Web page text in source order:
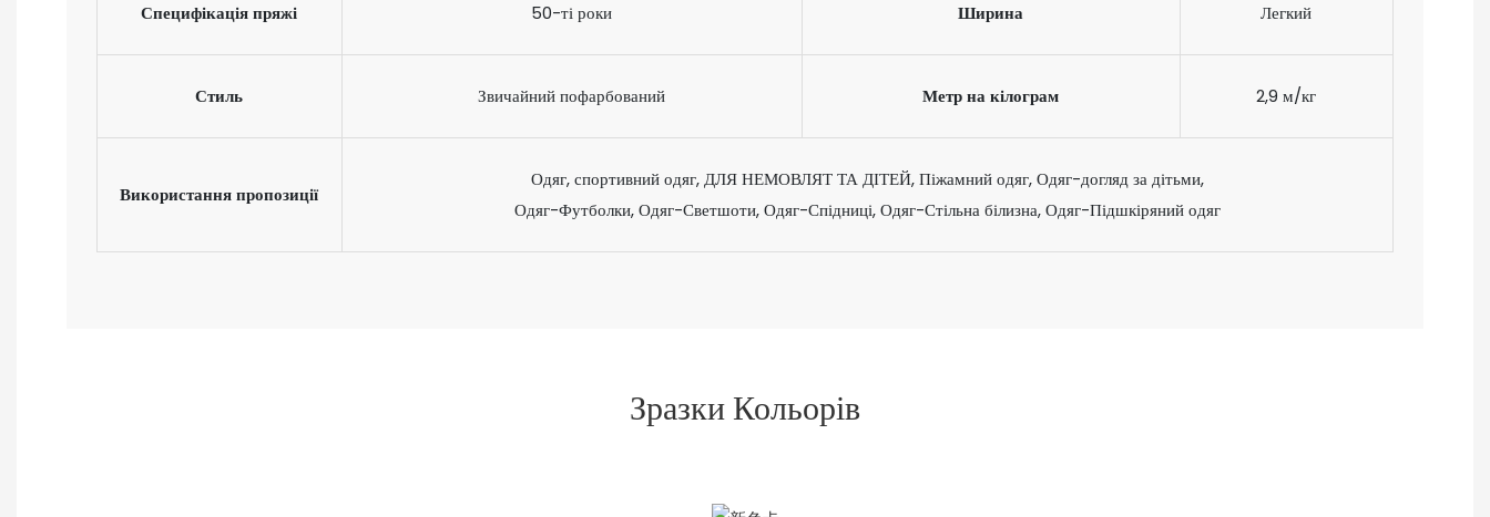
Специфікація пряжі 50-ті роки Ширина Легкий
Стиль Звичайний пофарбований Метр на кілограм 2,9 м/кг
Використання пропозиції
Одяг, спортивний одяг, ДЛЯ НЕМОВЛЯТ ТА ДІТЕЙ, Піжамний одяг, Одяг-догляд за дітьми,
Одяг-Футболки, Одяг-Светшоти, Одяг-Спідниці, Одяг-Стільна білизна, Одяг-Підшкіряний одяг
Зразки Кольорів